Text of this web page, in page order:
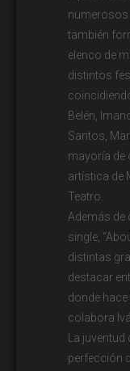
también
elenco de
distintos
Belén,
Santos,
mayoría de
artística de
Teatro.
Además de
single,
distintas
destacar
donde
colabora
La
perfección